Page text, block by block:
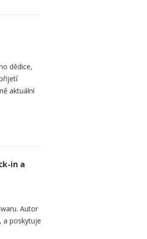
dědice,
aktuální
in a
Autor
a poskytuje